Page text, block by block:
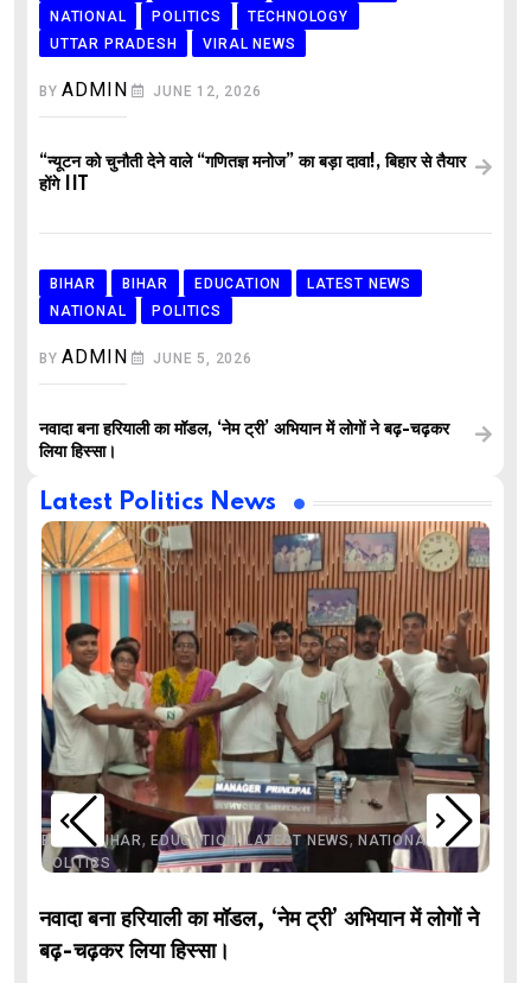
NATIONAL
POLITICS
TECHNOLOGY
UTTAR PRADESH
VIRAL NEWS
BYADMIN JUNE 12, 2026
“न्यूटन को चुनौती देने वाले “गणितज्ञ मनोज” का बड़ा दावा!, बिहार से तैयार
होंगे IIT
BIHAR BIHAR EDUCATION
LATEST NEWS
NATIONAL
POLITICS
BYADMIN JUNE 5, 2026
नवादा बना हरियाली का मॉडल, ‘नेम ट्री’ अभियान में लोगों ने बढ़-चढ़कर
लिया हिस्सा।
Latest Politics News
BIHAR,BIHAR, EDUCATION,LATEST NEWS,NATIONAL
POLITICS
नवादा बना हरियाली का मॉडल, ‘नेम ट्री’ अभियान में लोगों ने
बढ़-चढ़कर लिया हिस्सा।